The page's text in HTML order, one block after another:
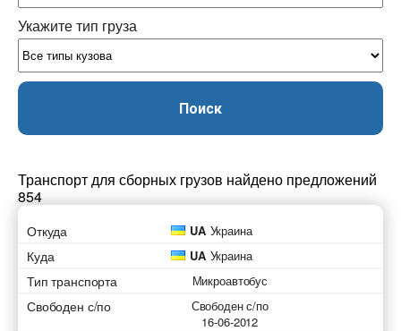
Укажите тип груза
Поиск
Транспорт для сборных грузов найдено предложений
854
Откуда UA Украина
Куда UA Украина
Тип транспорта Микроавтобус
Свободен с/по
Свободен с/по
16-06-2012